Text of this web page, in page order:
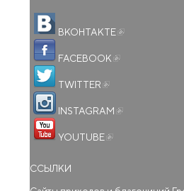
ВКОНТАКТЕ
FACEBOOK
TWITTER
INSTAGRAM
YOUTUBE
ССЫЛКИ